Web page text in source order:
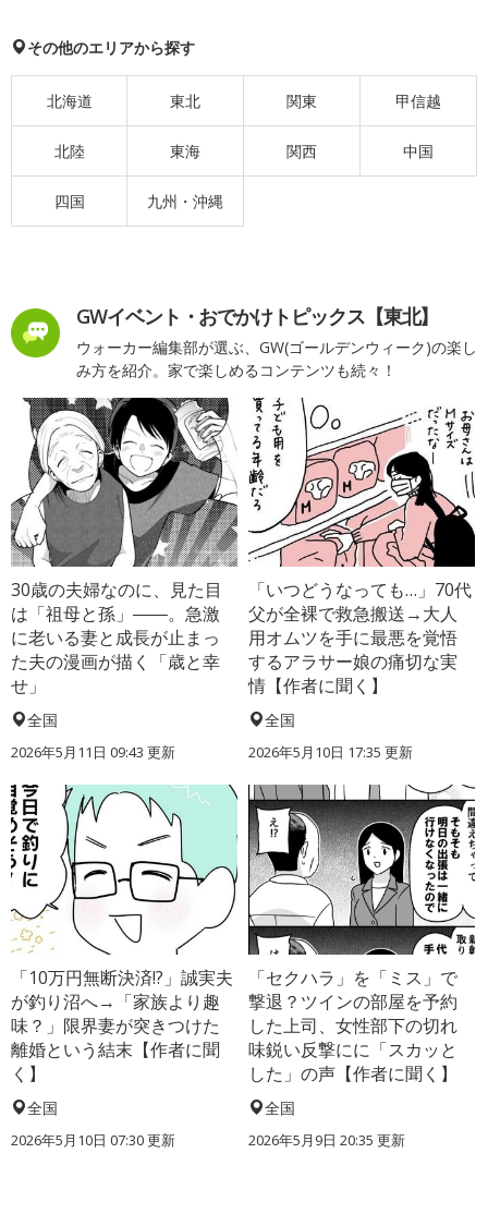
その他のエリアから探す
北海道 東北 関東 甲信越
北陸 東海 関西 中国
四国 九州・沖縄
GWイベント・おでかけトピックス【東北】
ウォーカー編集部が選ぶ、GW(ゴールデンウィーク)の楽し
み方を紹介。家で楽しめるコンテンツも続々！
30歳の夫婦なのに、見た目
は「祖母と孫」――。急激
に老いる妻と成長が止まっ
た夫の漫画が描く「歳と幸
せ」
全国
2026年5月11日 09:43 更新
「いつどうなっても…」70代
父が全裸で救急搬送→大人
用オムツを手に最悪を覚悟
するアラサー娘の痛切な実
情【作者に聞く】
全国
2026年5月10日 17:35 更新
「10万円無断決済!?」誠実夫
が釣り沼へ→「家族より趣
味？」限界妻が突きつけた
離婚という結末【作者に聞
く】
全国
2026年5月10日 07:30 更新
「セクハラ」を「ミス」で
撃退？ツインの部屋を予約
した上司、女性部下の切れ
味鋭い反撃にに「スカッと
した」の声【作者に聞く】
全国
2026年5月9日 20:35 更新